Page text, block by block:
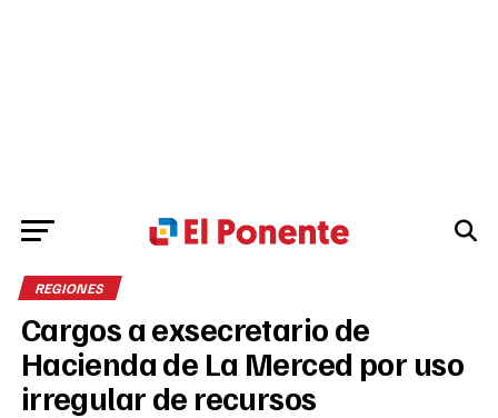
REGIONES
Cargos a exsecretario de
Hacienda de La Merced por uso
irregular de recursos